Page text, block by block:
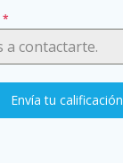
*
Envía tu calificación